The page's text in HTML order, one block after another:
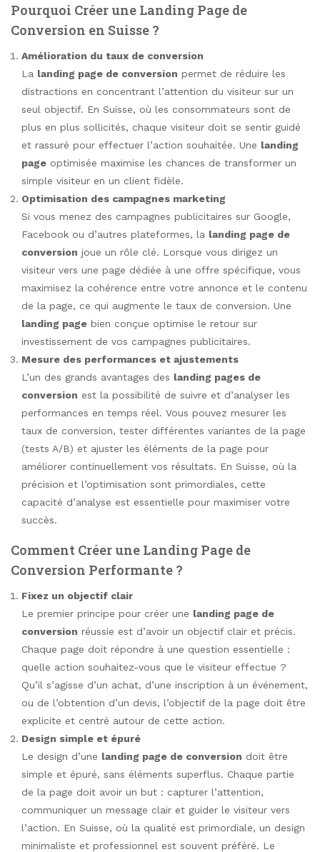
Pourquoi Créer une Landing Page de
Conversion en Suisse ?
Amélioration du taux de conversion
La landing page de conversion permet de réduire les
distractions en concentrant l’attention du visiteur sur un
seul objectif. En Suisse, où les consommateurs sont de
plus en plus sollicités, chaque visiteur doit se sentir guidé
et rassuré pour effectuer l’action souhaitée. Une landing
page optimisée maximise les chances de transformer un
simple visiteur en un client fidèle.
Optimisation des campagnes marketing
Si vous menez des campagnes publicitaires sur Google,
Facebook ou d’autres plateformes, la landing page de
conversion joue un rôle clé. Lorsque vous dirigez un
visiteur vers une page dédiée à une offre spécifique, vous
maximisez la cohérence entre votre annonce et le contenu
de la page, ce qui augmente le taux de conversion. Une
landing page bien conçue optimise le retour sur
investissement de vos campagnes publicitaires.
Mesure des performances et ajustements
L’un des grands avantages des landing pages de
conversion est la possibilité de suivre et d’analyser les
performances en temps réel. Vous pouvez mesurer les
taux de conversion, tester différentes variantes de la page
(tests A/B) et ajuster les éléments de la page pour
améliorer continuellement vos résultats. En Suisse, où la
précision et l’optimisation sont primordiales, cette
capacité d’analyse est essentielle pour maximiser votre
succès.
Comment Créer une Landing Page de
Conversion Performante ?
Fixez un objectif clair
Le premier principe pour créer une landing page de
conversion réussie est d’avoir un objectif clair et précis.
Chaque page doit répondre à une question essentielle :
quelle action souhaitez-vous que le visiteur effectue ?
Qu’il s’agisse d’un achat, d’une inscription à un événement,
ou de l’obtention d’un devis, l’objectif de la page doit être
explicite et centré autour de cette action.
Design simple et épuré
Le design d’une landing page de conversion doit être
simple et épuré, sans éléments superflus. Chaque partie
de la page doit avoir un but : capturer l’attention,
communiquer un message clair et guider le visiteur vers
l’action. En Suisse, où la qualité est primordiale, un design
minimaliste et professionnel est souvent préféré. Le